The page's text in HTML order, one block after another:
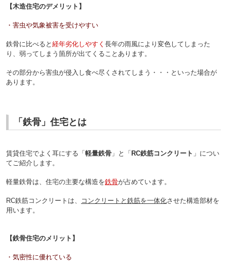
【木造住宅のデメリット】
・害虫や気象被害を受けやすい
鉄骨に比べると 経年劣化しやすく 長年の雨風により変色してしまった
り、弱ってしまう箇所が出てくることあります。
その部分から害虫が侵入し食べ尽くされてしまう・・・といった場合が
あります。
「鉄骨」住宅とは
賃貸住宅でよく耳にする「軽量鉄骨」と「RC鉄筋コンクリート 」につい
てご紹介します。
軽量鉄骨は、住宅の主要な構造を鉄骨が占めています。
RC鉄筋コンクリートは、 コンクリートと鉄筋を一体化させた構造部材を
用います。
【鉄骨住宅のメリット】
・気密性に優れている